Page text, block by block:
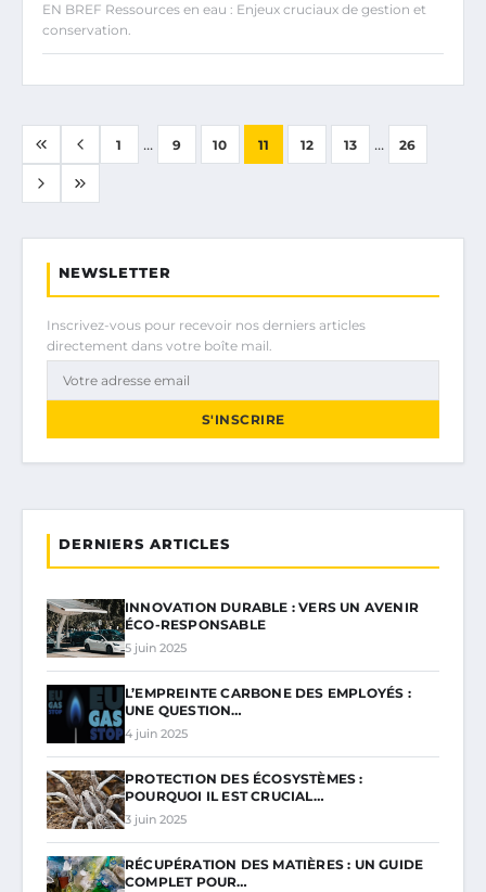
EN BREF Ressources en eau : Enjeux cruciaux de gestion et
conservation.
1 ... 9 10 11 12 13 ... 26
NEWSLETTER
Inscrivez-vous pour recevoir nos derniers articles
directement dans votre boîte mail.
S'INSCRIRE
DERNIERS ARTICLES
INNOVATION DURABLE : VERS UN AVENIR
ÉCO-RESPONSABLE
5 juin 2025
L’EMPREINTE CARBONE DES EMPLOYÉS :
UNE QUESTION…
4 juin 2025
PROTECTION DES ÉCOSYSTÈMES :
POURQUOI IL EST CRUCIAL…
3 juin 2025
RÉCUPÉRATION DES MATIÈRES : UN GUIDE
COMPLET POUR…